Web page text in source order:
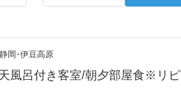
静岡･伊豆高原
風呂付き客室/朝夕部屋食※リピ